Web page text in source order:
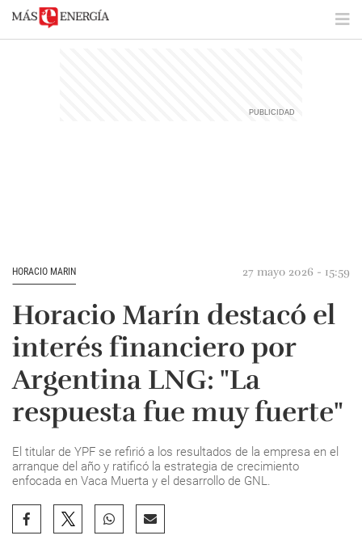
HORACIO MARIN 27 mayo 2026 - 15:59
Horacio Marín destacó el
interés financiero por
Argentina LNG: "La
respuesta fue muy fuerte"
El titular de YPF se refirió a los resultados de la empresa en el
arranque del año y ratificó la estrategia de crecimiento
enfocada en Vaca Muerta y el desarrollo de GNL.